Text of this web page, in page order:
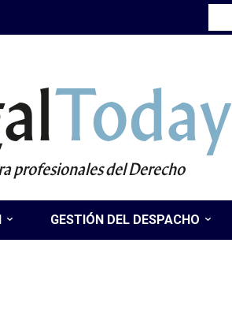
Today
profesionales del Derecho
GESTIÓN DEL DESPACHO